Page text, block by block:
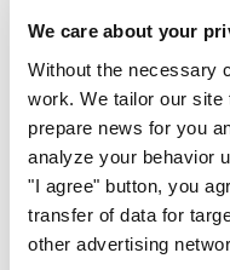
We care about your
Without the necessary
work. We tailor our site
prepare news for you
analyze your behavior
"I agree" button, you
transfer of data for
other advertising
смисъл и
Не вървим по този
него, защото има
Запознайте се с